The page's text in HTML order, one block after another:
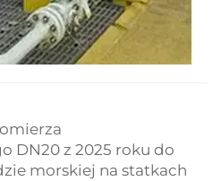
DN20 z 2025 roku do
morskiej na statkach